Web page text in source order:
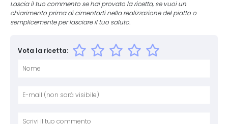
Lascia il tuo commento se hai provato la ricetta, se vuoi un
chiarimento prima di cimentarti nella realizzazione del piatto o
semplicemente per lasciare il tuo saluto.
Vota la ricetta: